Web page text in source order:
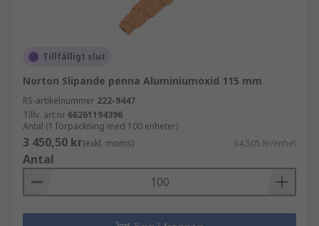
Tillfälligt slut
Norton Slipande penna Aluminiumoxid 115 mm
RS-artikelnummer 222-9447
Tillv. art.nr 66261194396
Antal (1 förpackning med 100 enheter)
3 450,50 kr(exkl. moms) 34,505 kr/enhet
Antal